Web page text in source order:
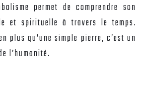
permet de comprendre son
et spirituelle à travers le temps.
plus qu’une simple pierre, c’est un
l’humanité.